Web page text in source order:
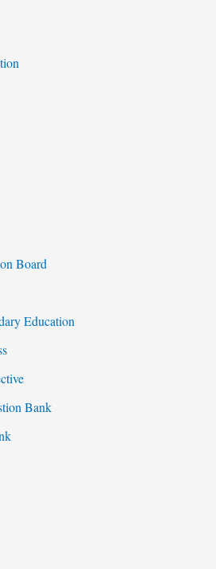
Board
Education
Bank